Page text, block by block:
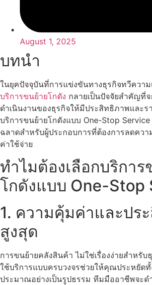
August 1, 2025
บทนำ
ในยุคปัจจุบันที่การแข่งขันทางธุรกิจทวีควา
บริการขนย้ายโกดัง กลายเป็นปัจจัยสำคัญที่
ดำเนินงานของธุรกิจให้มีประสิทธิภาพและร
บริการขนย้ายโกดังแบบ One-Stop Service
ฉลาดสำหรับผู้ประกอบการที่ต้องการลดควา
ค่าใช้จ่าย
ทำไมต้องเลือกบริการ
โกดังแบบ One-Stop
1. ความคุ้มค่าและปร
สูงสุด
การขนย้ายคลังสินค้า ไม่ใช่เรื่องง่ายสำหรับ
ใช้บริการแบบครบวงจรช่วยให้คุณประหยัดทั้
ประมาณอย่างเป็นรูปธรรม ทีมมืออาชีพจะด